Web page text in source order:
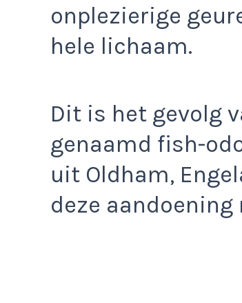
onplezierige
hele lichaam.
Dit is het gevolg
genaamd fish-
uit Oldham,
deze